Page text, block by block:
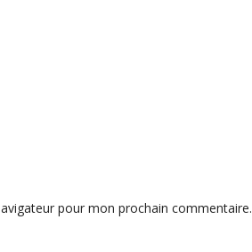
pour mon prochain commentaire.